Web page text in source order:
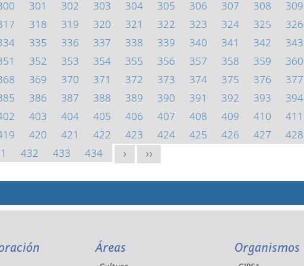
301 302 303 304 305 306 307 308
309
318 319 320 321 322 323 324 325
326
335 336 337 338 339 340 341 342
343
352 353 354 355 356 357 358 359
360
369 370 371 372 373 374 375 376
377
386 387 388 389 390 391 392 393
394
403 404 405 406 407 408 409 410
411
420 421 422 423 424 425 426 427
428
432 433 434 > >>
Áreas Organismos